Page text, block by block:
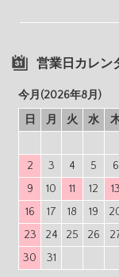
営業日カレン
今月(2026年8月)
日
月 火 水
2
3 4 5 6
9
10 11 12 13
16
17 18 19
23
24 25 26
30
31